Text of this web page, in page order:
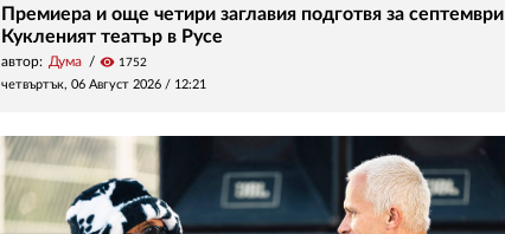
Премиера и още четири заглавия подготвя за септември
Кукленият театър в Русе
автор: Дума visibility 1752
четвъртък, 06 Август 2026 / 12:21